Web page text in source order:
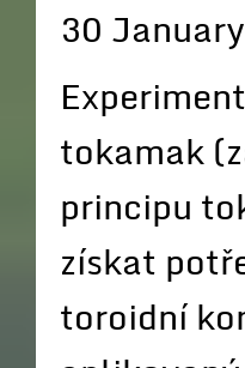
30
tokamak
principu
získat
toroidní